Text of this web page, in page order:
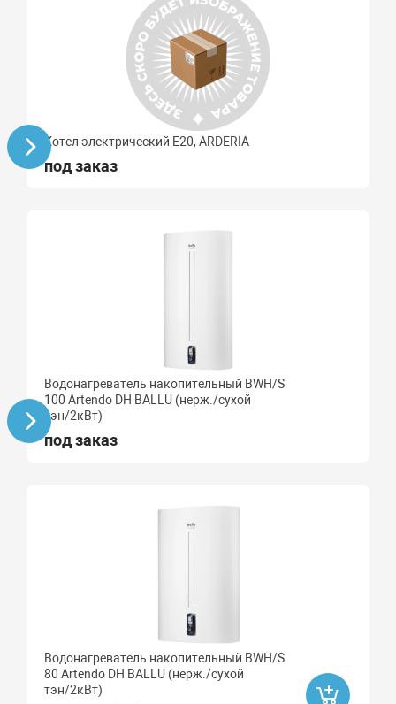
Котел электрический E20, ARDERIA
под заказ
Водонагреватель накопительный BWH/S
100 Artendo DH BALLU (нерж./сухой
тэн/2кВт)
под заказ
Водонагреватель накопительный BWH/S
80 Artendo DH BALLU (нерж./сухой
тэн/2кВт)